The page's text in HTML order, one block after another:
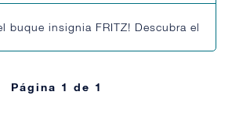
buque insignia FRITZ! Descubra el
Página 1 de 1